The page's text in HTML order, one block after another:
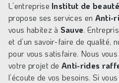
L’entreprise Institut de
propose ses services en Anti-
vous habitez à Sauve.
et d’un savoir-faire de qualité,
pour vous satisfaire. Nous
votre projet deAnti-rides
l’écoute de vos besoins. Si